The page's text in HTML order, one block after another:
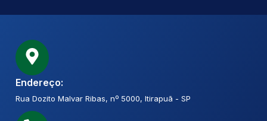
Endereço:
Rua Dozito Malvar Ribas, nº 5000, Itirapuã - SP